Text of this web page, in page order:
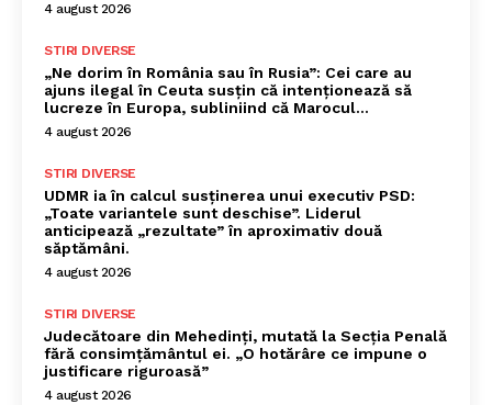
4 august 2026
STIRI DIVERSE
„Ne dorim în România sau în Rusia”: Cei care au
ajuns ilegal în Ceuta susțin că intenționează să
lucreze în Europa, subliniind că Marocul...
4 august 2026
STIRI DIVERSE
UDMR ia în calcul susținerea unui executiv PSD:
„Toate variantele sunt deschise”. Liderul
anticipează „rezultate” în aproximativ două
săptămâni.
4 august 2026
STIRI DIVERSE
Judecătoare din Mehedinți, mutată la Secția Penală
fără consimțământul ei. „O hotărâre ce impune o
justificare riguroasă”
4 august 2026